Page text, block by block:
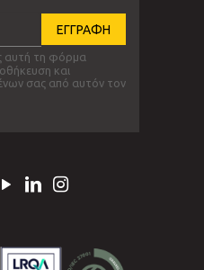
αυτή τη φόρμα
και
σας από αυτόν τον